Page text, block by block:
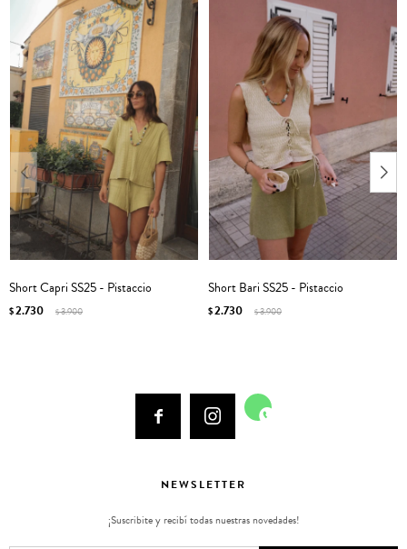
Short Capri SS25 - Pistaccio
$2.730 $3.900
Short Bari SS25 - Pistaccio
$2.730 $3.900
  
NEWSLETTER
¡Suscribite y recibí todas nuestras novedades!